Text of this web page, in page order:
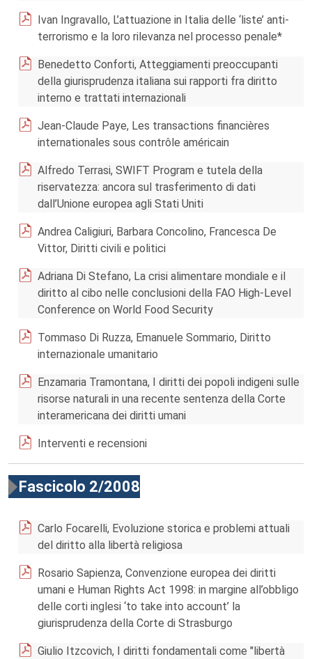
Ivan Ingravallo, L’attuazione in Italia delle ‘liste’ anti-
terrorismo e la loro rilevanza nel processo penale*
Benedetto Conforti, Atteggiamenti preoccupanti
della giurisprudenza italiana sui rapporti fra diritto
interno e trattati internazionali
Jean-Claude Paye, Les transactions financières
internationales sous contrôle américain
Alfredo Terrasi, SWIFT Program e tutela della
riservatezza: ancora sul trasferimento di dati
dall’Unione europea agli Stati Uniti
Andrea Caligiuri, Barbara Concolino, Francesca De
Vittor, Diritti civili e politici
Adriana Di Stefano, La crisi alimentare mondiale e il
diritto al cibo nelle conclusioni della FAO High-Level
Conference on World Food Security
Tommaso Di Ruzza, Emanuele Sommario, Diritto
internazionale umanitario
Enzamaria Tramontana, I diritti dei popoli indigeni sulle
risorse naturali in una recente sentenza della Corte
interamericana dei diritti umani
Interventi e recensioni
Fascicolo 2/2008
Carlo Focarelli, Evoluzione storica e problemi attuali
del diritto alla libertà religiosa
Rosario Sapienza, Convenzione europea dei diritti
umani e Human Rights Act 1998: in margine all’obbligo
delle corti inglesi ‘to take into account’ la
giurisprudenza della Corte di Strasburgo
Giulio Itzcovich, I diritti fondamentali come "libertà